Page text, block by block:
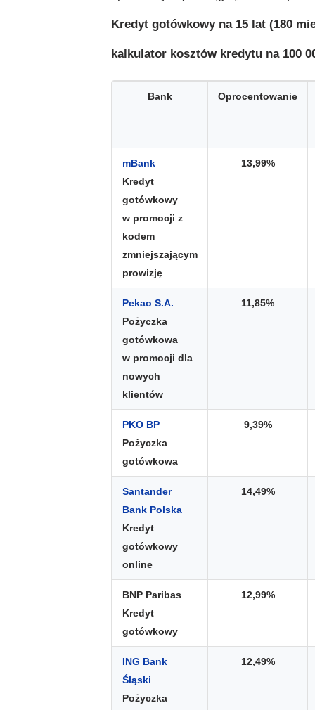
Kredyt gotówkowy na 15 lat (180
kalkulator kosztów kredytu na 100
Bank Oprocentowanie
mBank
Kredyt
gotówkowy
w promocji z
kodem
zmniejszającym
prowizję
13,99%
Pekao S.A.
Pożyczka
gotówkowa
w promocji dla
nowych
klientów
11,85%
PKO BP
Pożyczka
gotówkowa
9,39%
Santander
Bank Polska
Kredyt
gotówkowy
online
14,49%
BNP Paribas
Kredyt
gotówkowy
12,99%
ING Bank
Śląski
Pożyczka
12,49%